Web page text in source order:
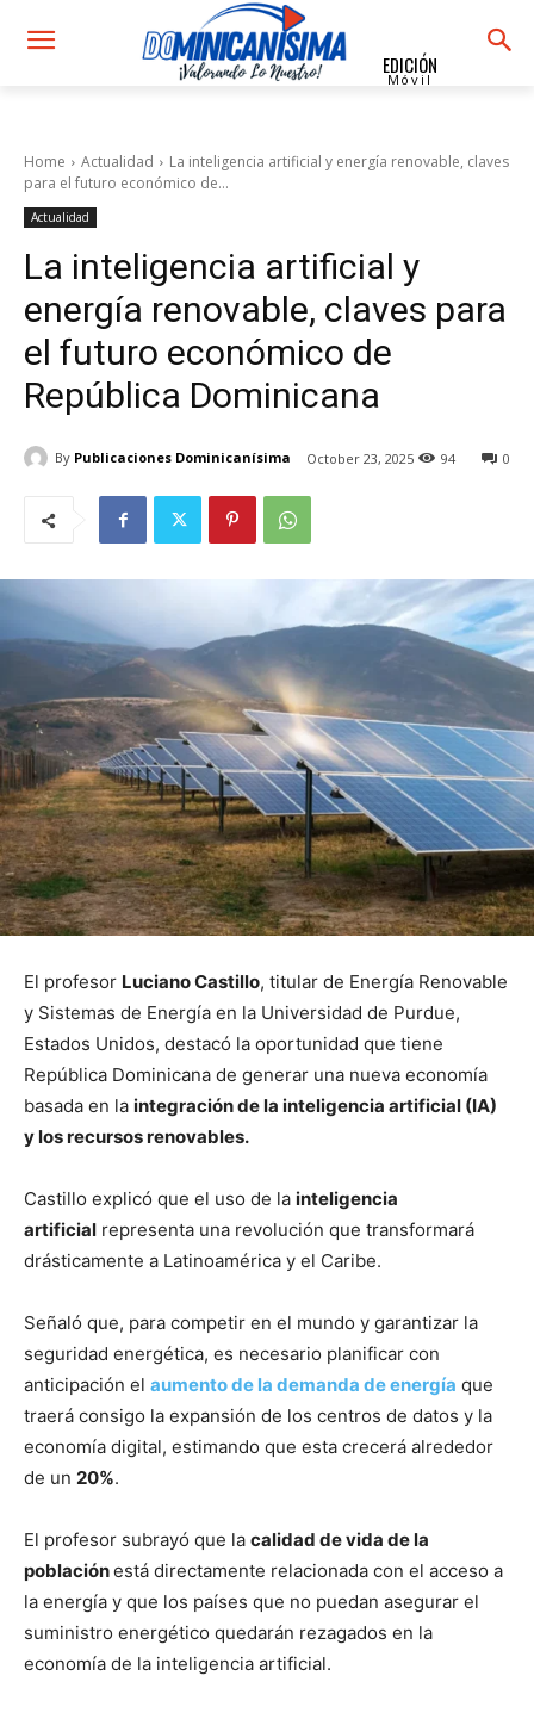
EDICIÓN
Móvil
Home Actualidad
La inteligencia artificial y energía renovable, claves
para el futuro económico de...
Actualidad
La inteligencia artificial y
energía renovable, claves para
el futuro económico de
República Dominicana
By Publicaciones Dominicanísima October 23, 2025 0
94
El profesor Luciano Castillo, titular de Energía Renovable
y Sistemas de Energía en la Universidad de Purdue,
Estados Unidos, destacó la oportunidad que tiene
República Dominicana de generar una nueva economía
basada en la integración de la inteligencia artificial (IA)
y los recursos renovables.
Castillo explicó que el uso de la inteligencia
artificial representa una revolución que transformará
drásticamente a Latinoamérica y el Caribe.
Señaló que, para competir en el mundo y garantizar la
seguridad energética, es necesario planificar con
anticipación el aumento de la demanda de energía que
traerá consigo la expansión de los centros de datos y la
economía digital, estimando que esta crecerá alrededor
de un 20%.
El profesor subrayó que la calidad de vida de la
poblaciónestá directamente relacionada con el acceso a
la energía y que los países que no puedan asegurar el
suministro energético quedarán rezagados en la
economía de la inteligencia artificial.